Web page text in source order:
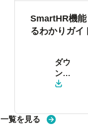
SmartHR機
るわかりガイ
ダウ
ン
ロー
一覧を見る